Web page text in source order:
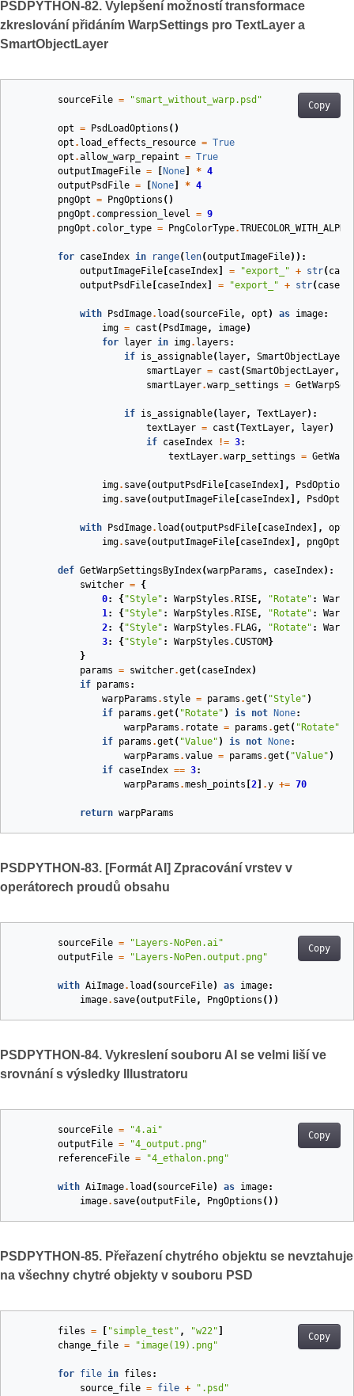
PSDPYTHON-82. Vylepšení možností transformace
zkreslování přidáním WarpSettings pro TextLayer a
SmartObjectLayer
Copy
sourceFile = "smart_without_warp.psd"
opt = PsdLoadOptions ()
opt . load_effects_resource = True
opt .allow_warp_repaint = True
outputImageFile = None * 4
outputPsdFile = None * 4
pngOpt = PngOptions ()
pngOpt . compression_level = 9
pngOpt . color_type = PngColorType.TRUECOLOR_WITH_ALPHA
for caseIndex in range( len(outputImageFile)):
outputImageFile caseIndex = "export_" + str(
outputPsdFile caseIndex = "export_" + str(
with PsdImage. load ( sourceFile, opt ) as image:
img = cast ( PsdImage, image)
for
layer in img. layers :
if is_assignable( layer, SmartObjectLayer
smartLayer = cast (SmartObjectLayer,
smartLayer.warp_settings =
if is_assignable( layer, TextLayer):
textLayer = cast (TextLayer, layer)
if caseIndex != 3:
textLayer.warp_settings =
img. save(outputPsdFile caseIndex ], PsdOptions
img. save(outputImageFile caseIndex ],
with PsdImage. load (outputPsdFile caseIndex ], opt
img. save(outputImageFile caseIndex ], pngOpt
def GetWarpSettingsByIndex(warpParams , caseIndex):
switcher = {
0: { "Style" : WarpStyles . RISE, "Rotate" :
1: { "Style" : WarpStyles . RISE, "Rotate" :
2: { "Style" : WarpStyles . FLAG, "Rotate" :
3: { "Style" : WarpStyles .CUSTOM }
}
params = switcher.get ( caseIndex)
if params :
warpParams . style = params .get ( "Style" )
if params .get ( "Rotate" ) is not None:
warpParams . rotate = params .get ( "Rotate"
if params .get ( "Value" ) is not None:
warpParams .value = params .get ( "Value" )
if caseIndex == 3:
warpParams .mesh_points 2 .y += 70
return warpParams
PSDPYTHON-83. [Formát AI] Zpracování vrstev v
operátorech proudů obsahu
Copy
sourceFile =
"Layers-NoPen.ai"
outputFile = "Layers-NoPen.output.png"
with AiImage. load ( sourceFile) as image:
image. save(outputFile, PngOptions ())
PSDPYTHON-84. Vykreslení souboru AI se velmi liší ve
srovnání s výsledky Illustratoru
Copy
sourceFile =
"4.ai"
outputFile =
"4_output.png"
referenceFile = "4_ethalon.png"
with AiImage. load ( sourceFile) as image:
image. save(outputFile, PngOptions ())
PSDPYTHON-85. Přeřazení chytrého objektu se nevztahuje
na všechny chytré objekty v souboru PSD
Copy
files = "simple_test" , "w22"
change_file = "image(19).png"
for file in files :
source_file = file +
".psd"